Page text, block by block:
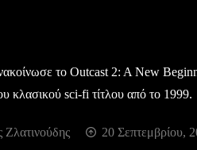
το Outcast 2: A New
κλασικού sci-fi τίτλου από το 1999.
Ζλατινούδης 20 Σεπτεμβρίου,